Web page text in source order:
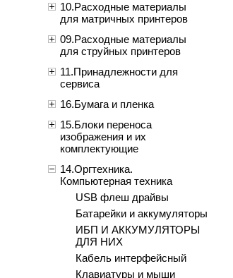
10.Расходные материалы
для матричных принтеров
09.Расходные материалы
для струйных принтеров
11.Принадлежности для
сервиса
16.Бумага и пленка
15.Блоки переноса
изображения и их
комплектующие
14.Оргтехника.
Компьютерная техника
USB флеш драйвы
Батарейки и аккумуляторы
ИБП И АККУМУЛЯТОРЫ
ДЛЯ НИХ
Кабель интерфейсный
Клавиатуры и мыши